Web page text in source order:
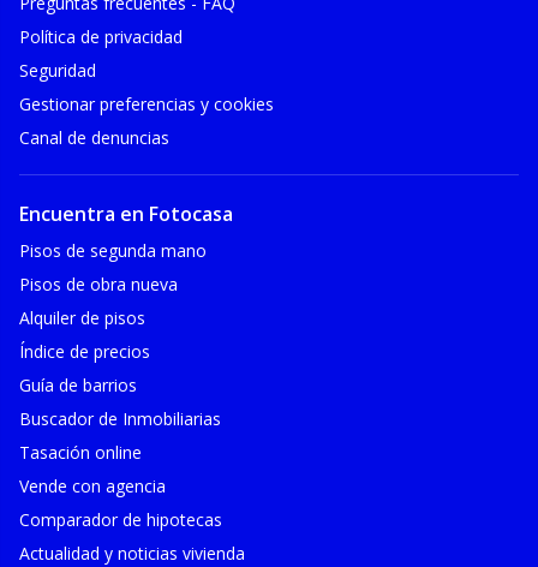
Política de privacidad
Seguridad
Gestionar preferencias y cookies
Canal de denuncias
Encuentra en Fotocasa
Pisos de segunda mano
Pisos de obra nueva
Alquiler de pisos
Índice de precios
Guía de barrios
Buscador de Inmobiliarias
Tasación online
Vende con agencia
Comparador de hipotecas
Actualidad y noticias vivienda